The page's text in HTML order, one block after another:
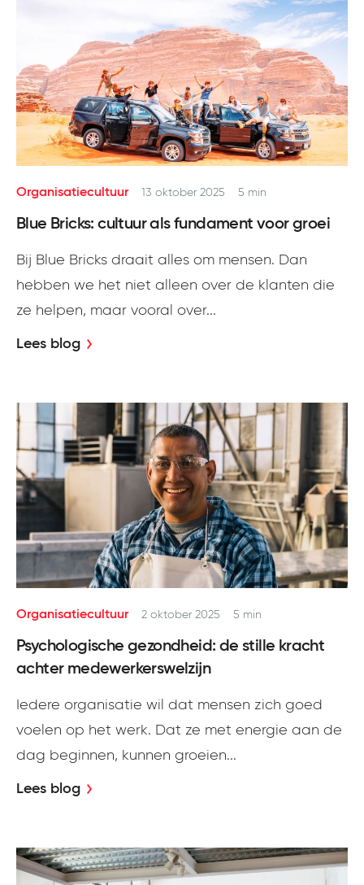
Organisatiecultuur 13 oktober 2025 5 min
Blue Bricks: cultuur als fundament voor groei
Bij Blue Bricks draait alles om mensen. Dan
hebben we het niet alleen over de klanten die
ze helpen, maar vooral over...
Lees blog
Organisatiecultuur 2 oktober 2025 5 min
Psychologische gezondheid: de stille kracht
achter medewerkerswelzijn
Iedere organisatie wil dat mensen zich goed
voelen op het werk. Dat ze met energie aan de
dag beginnen, kunnen groeien...
Lees blog